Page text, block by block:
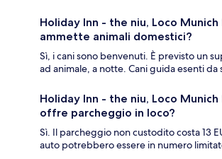
Holiday Inn - the niu, Loco
ammette animali domestici?
Sì, i cani sono benvenuti. È previsto un
ad animale, a notte. Cani guida esenti
Holiday Inn - the niu, Loco
offre parcheggio in loco?
Sì. Il parcheggio non custodito costa 13
auto potrebbero essere in numero